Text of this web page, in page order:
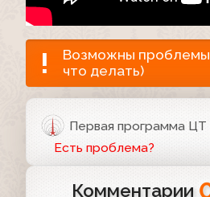
Возможны проблемы
что делать)
Первая программа ЦТ
Есть проблема?
Комментарии